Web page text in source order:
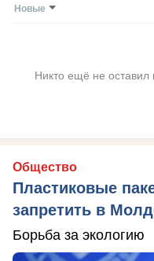
Новые
Никто ещё не оставил
Общество
Пластиковые
запретить в
Борьба за экологию